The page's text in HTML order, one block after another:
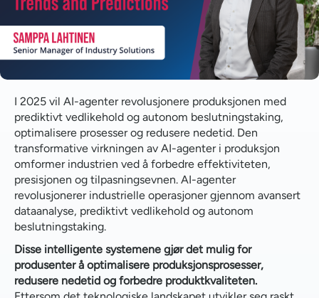
Menneske-maskin-samarbeid: en nødvendighet i
fremtiden for produksjonsindustrien
AI-agenter vil revolusjonere fremtiden for
produksjonsvirksomhet
Viktigheten av cybersikkerhet og kunstig intelligens i
produksjon
Produksjonsjobber vil utvikle seg med bruk av AI
Fremtiden for tilpasning og personalisering
Vil bærekraftig vekst forandre produksjonsindustrien?
I 2025 vil AI-agenter revolusjonere produksjonen med
prediktivt vedlikehold og autonom beslutningstaking,
optimalisere prosesser og redusere nedetid. Den
transformative virkningen av AI-agenter i produksjon
omformer industrien ved å forbedre effektiviteten,
presisjonen og tilpasningsevnen. AI-agenter
revolusjonerer industrielle operasjoner gjennom avansert
dataanalyse, prediktivt vedlikehold og autonom
beslutningstaking.
Disse intelligente systemene gjør det mulig for
produsenter å optimalisere produksjonsprosesser,
redusere nedetid og forbedre produktkvaliteten.